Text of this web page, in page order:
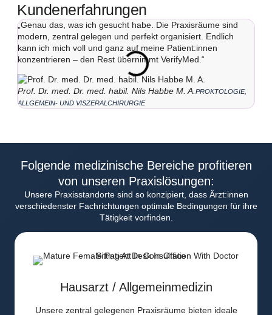
Kundenerfahrungen
„Genau das, was ich gesucht habe. Die Praxisräume sind
modern, zentral gelegen und perfekt organisiert. Endlich
kann ich mich voll und ganz auf meine Patient:innen
konzentrieren – den Rest übernimmt VerifyMed.“
Prof. Dr. med. Dr. med. habil. Nils Habbe M. A. PROKTOLOGIE,
ALLGEMEIN- UND VISZERALCHIRURGIE
Folgende medizinische Bereiche profitieren
von unseren Praxislösungen:
Unsere Praxisstandorte sind so konzipiert, dass Ärzt:innen
verschiedenster Fachrichtungen optimale Bedingungen für ihre
Tätigkeit vorfinden.
Hausarzt / Allgemeinmedizin
Unsere zentral gelegenen Praxisräume bieten ideale